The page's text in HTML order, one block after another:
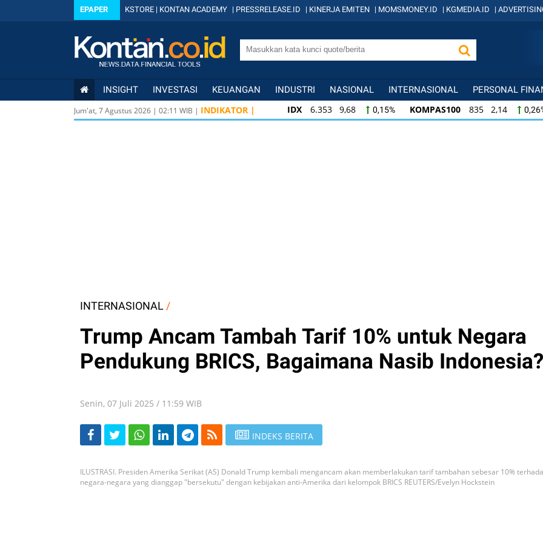
EPAPER KSTORE | KONTAN ACADEMY | PRESSRELEASE.ID | KINERJA EMITEN | MOMSMONEY.ID | KGMEDIA.ID |
INSIGHT INVESTASI KEUANGAN INDUSTRI NASIONAL INTERNASIONAL PERSONAL
Jum'at, 7 Agustus 2026 | 02:11 WIB | INDIKATOR | IDX 6.353 9,68 0,15% KOMPAS100 835 2,14
KOMPAS100
835 2,14 0,26% LQ45 633 2,36 0,37%
INTERNASIONAL /
Trump Ancam Tambah Tarif 10% untuk Negara
Pendukung BRICS, Bagaimana Nasib Indonesia?
Senin, 07 Juli 2025 / 11:59 WIB
INDEKS BERITA
ILUSTRASI. Presiden Amerika Serikat (AS) Donald Trump kembali mengancam akan memberlakukan tarif tambahan sebesar 10%
negara-negara yang dianggap "bersekutu" dengan kebijakan anti-Amerika dari kelompok BRICS REUTERS/Evelyn Hockstein